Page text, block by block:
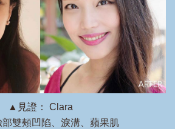
▲見證： Clara
部雙頰凹陷、淚溝、蘋果肌